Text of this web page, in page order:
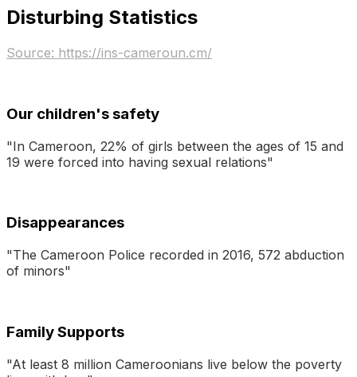
Disturbing Statistics
Source: https://ins-cameroun.cm/
Our children's safety
"In Cameroon, 22% of girls between the ages of 15 and
19 were forced into having sexual relations"
Disappearances
"The Cameroon Police recorded in 2016, 572 abduction
of minors"
Family Supports
"At least 8 million Cameroonians live below the poverty